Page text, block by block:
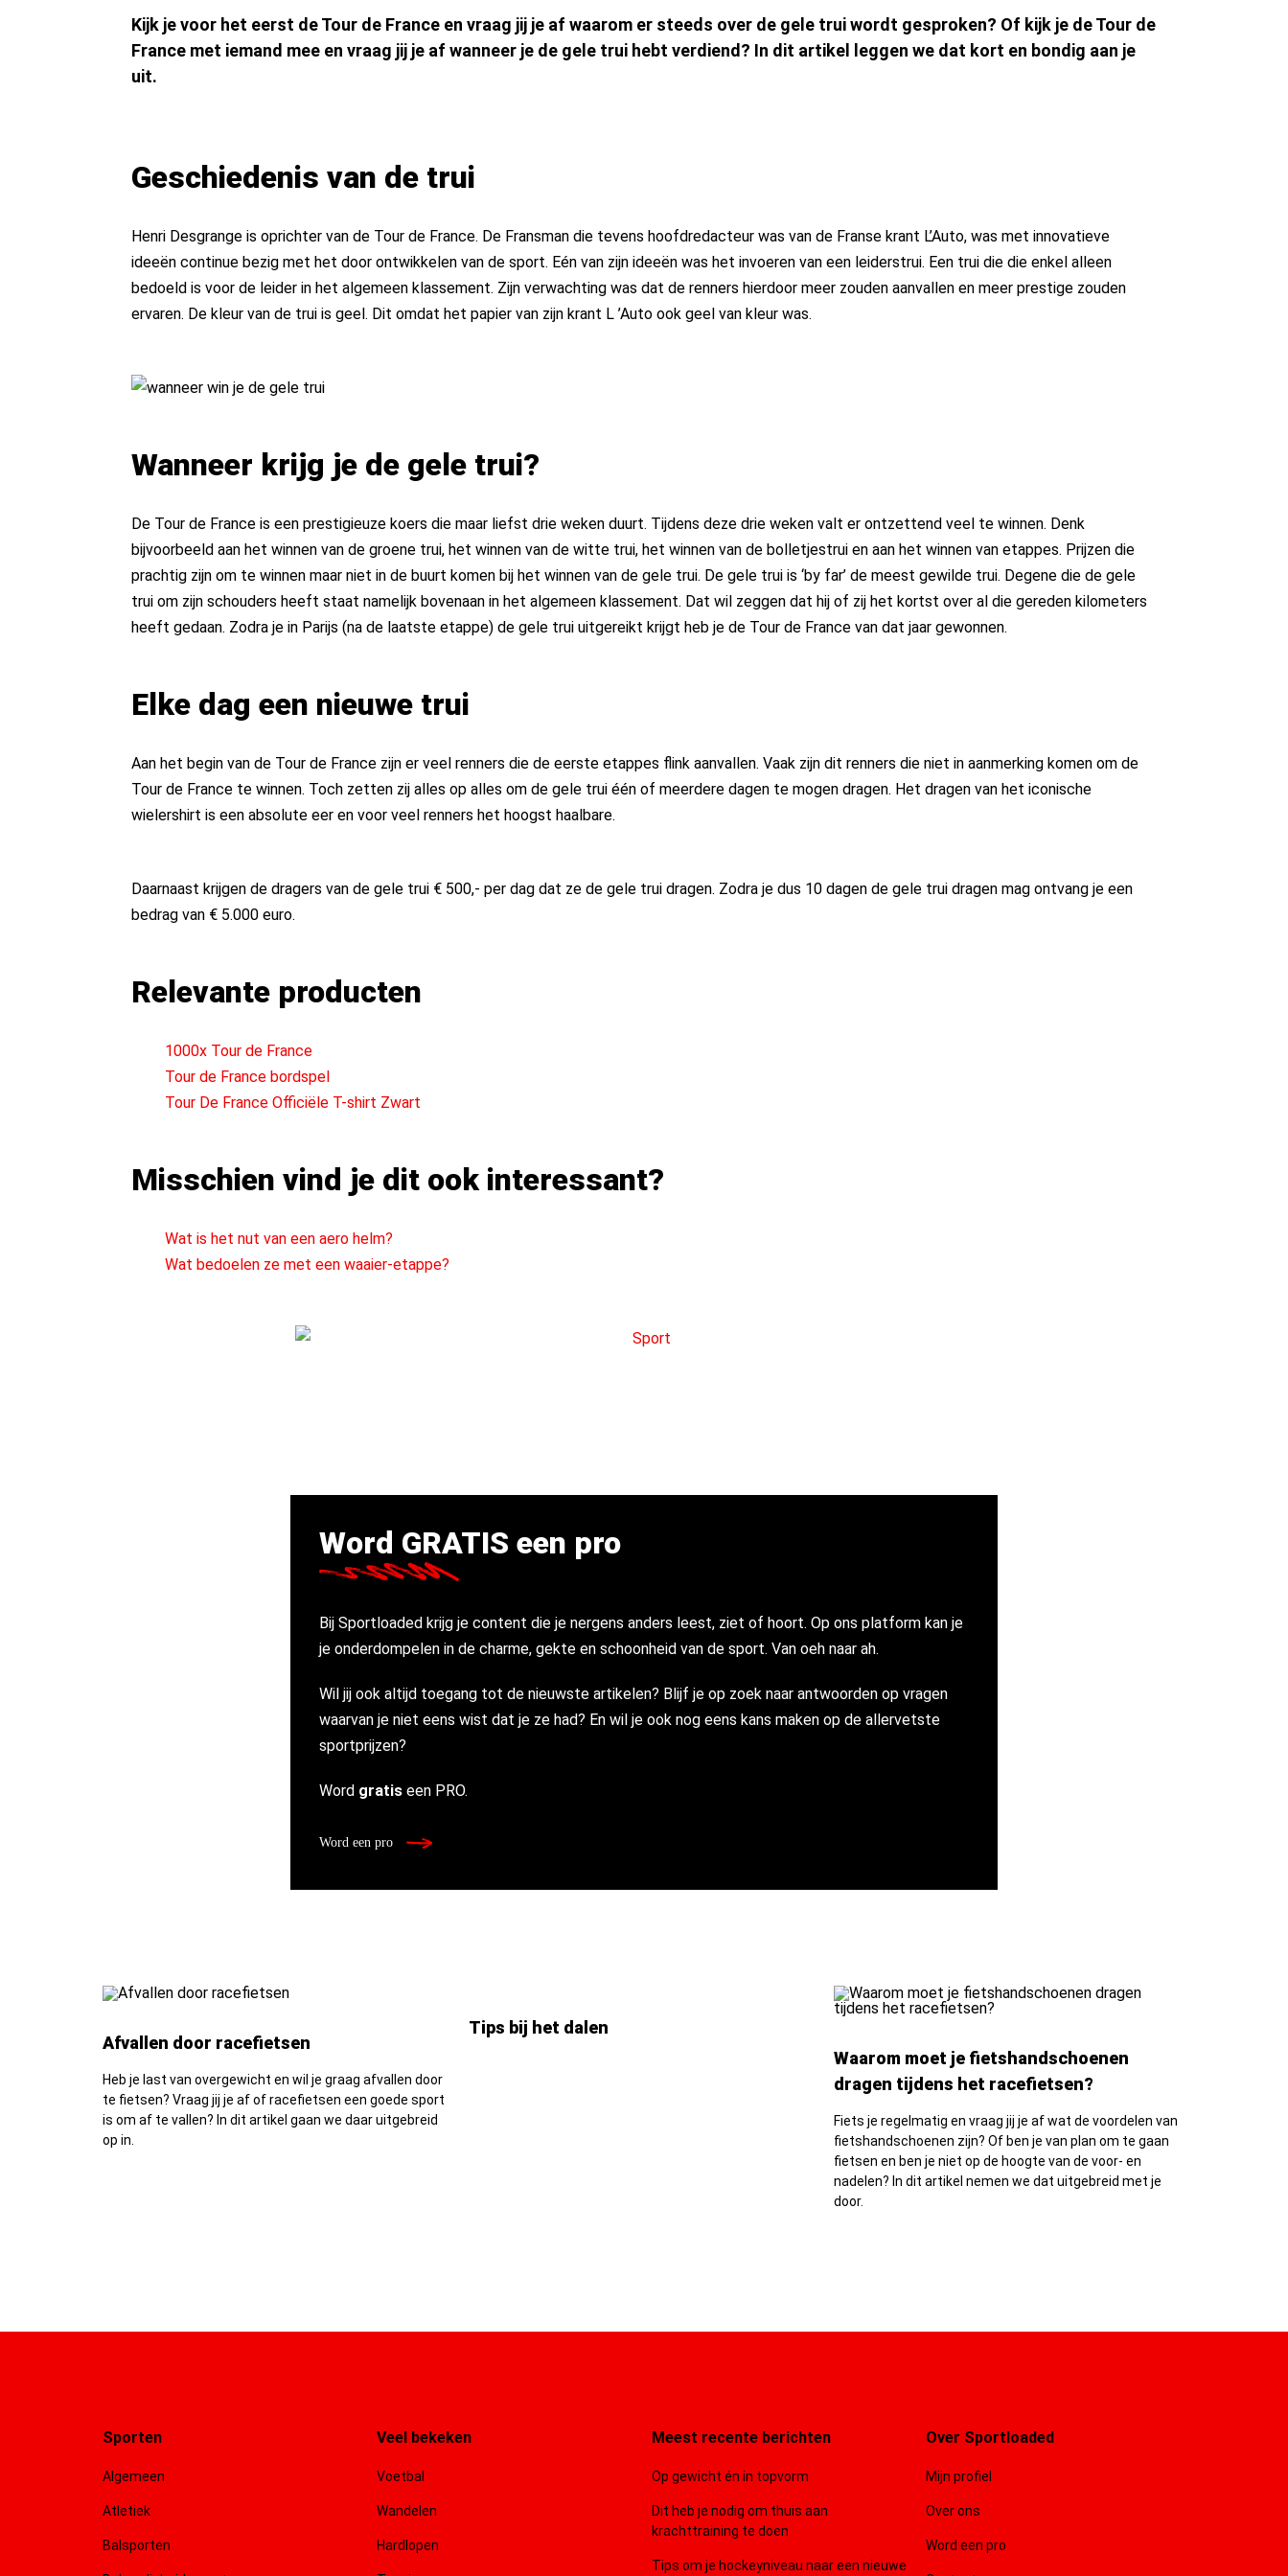
Kijk je voor het eerst de Tour de France en vraag jij je af waarom er steeds over de gele trui wordt gesproken? Of kijk je de Tour de
France met iemand mee en vraag jij je af wanneer je de gele trui hebt verdiend? In dit artikel leggen we dat kort en bondig aan je
uit.
Geschiedenis van de trui
Henri Desgrange is oprichter van de Tour de France. De Fransman die tevens hoofdredacteur was van de Franse krant L’Auto, was met innovatieve
ideeën continue bezig met het door ontwikkelen van de sport. Eén van zijn ideeën was het invoeren van een leiderstrui. Een trui die die enkel alleen
bedoeld is voor de leider in het algemeen klassement. Zijn verwachting was dat de renners hierdoor meer zouden aanvallen en meer prestige zouden
ervaren. De kleur van de trui is geel. Dit omdat het papier van zijn krant L ’Auto ook geel van kleur was.
Wanneer krijg je de gele trui?
De Tour de France is een prestigieuze koers die maar liefst drie weken duurt. Tijdens deze drie weken valt er ontzettend veel te winnen. Denk
bijvoorbeeld aan het winnen van de groene trui, het winnen van de witte trui, het winnen van de bolletjestrui en aan het winnen van etappes. Prijzen die
prachtig zijn om te winnen maar niet in de buurt komen bij het winnen van de gele trui. De gele trui is ‘by far’ de meest gewilde trui. Degene die de gele
trui om zijn schouders heeft staat namelijk bovenaan in het algemeen klassement. Dat wil zeggen dat hij of zij het kortst over al die gereden kilometers
heeft gedaan. Zodra je in Parijs (na de laatste etappe) de gele trui uitgereikt krijgt heb je de Tour de France van dat jaar gewonnen.
Elke dag een nieuwe trui
Aan het begin van de Tour de France zijn er veel renners die de eerste etappes flink aanvallen. Vaak zijn dit renners die niet in aanmerking komen om de
Tour de France te winnen. Toch zetten zij alles op alles om de gele trui één of meerdere dagen te mogen dragen. Het dragen van het iconische
wielershirt is een absolute eer en voor veel renners het hoogst haalbare.
Daarnaast krijgen de dragers van de gele trui € 500,- per dag dat ze de gele trui dragen. Zodra je dus 10 dagen de gele trui dragen mag ontvang je een
bedrag van € 5.000 euro.
Relevante producten
1000x Tour de France
Tour de France bordspel
Tour De France Officiële T-shirt Zwart
Misschien vind je dit ook interessant?
Wat is het nut van een aero helm?
Wat bedoelen ze met een waaier-etappe?
Word GRATIS een pro
Bij Sportloaded krijg je content die je nergens anders leest, ziet of hoort. Op ons platform kan je
je onderdompelen in de charme, gekte en schoonheid van de sport. Van oeh naar ah.
Wil jij ook altijd toegang tot de nieuwste artikelen? Blijf je op zoek naar antwoorden op vragen
waarvan je niet eens wist dat je ze had? En wil je ook nog eens kans maken op de allervetste
sportprijzen?
Word gratis een PRO.
Word een pro
Afvallen door racefietsen
Heb je last van overgewicht en wil je graag afvallen door
te fietsen? Vraag jij je af of racefietsen een goede sport
is om af te vallen? In dit artikel gaan we daar uitgebreid
op in.
Tips bij het dalen
Waarom moet je fietshandschoenen
dragen tijdens het racefietsen?
Fiets je regelmatig en vraag jij je af wat de voordelen van
fietshandschoenen zijn? Of ben je van plan om te gaan
fietsen en ben je niet op de hoogte van de voor- en
nadelen? In dit artikel nemen we dat uitgebreid met je
door.
Sporten
Algemeen
Atletiek
Balsporten
Veel bekeken
Voetbal
Wandelen
Hardlopen
Meest recente berichten
Op gewicht én in topvorm
Dit heb je nodig om thuis aan
krachttraining te doen
Tips om je hockeyniveau naar een nieuwe
Over Sportloaded
Mijn profiel
Over ons
Word een pro